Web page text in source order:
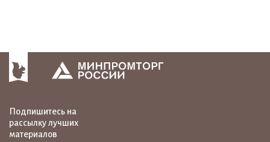
Подпишитесь на
рассылку лучших
материалов